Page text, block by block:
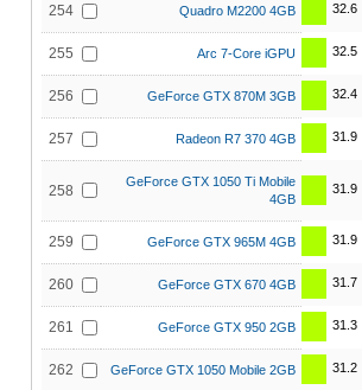
254 Quadro M2200 4GB 32.6
255 Arc 7-Core iGPU 32.5
256 GeForce GTX 870M 3GB 32.4
257 Radeon R7 370 4GB 31.9
258
GeForce GTX 1050 Ti Mobile
4GB
31.9
259 GeForce GTX 965M 4GB 31.9
260 GeForce GTX 670 4GB 31.7
261 GeForce GTX 950 2GB 31.3
262 GeForce GTX 1050 Mobile 2GB 31.2